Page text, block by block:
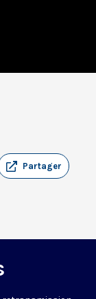
Partager